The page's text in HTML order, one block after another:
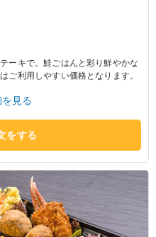
ーキで。鮭ごはんと彩り鮮やかな
ご利用しやすい価格となります。
見る
をする